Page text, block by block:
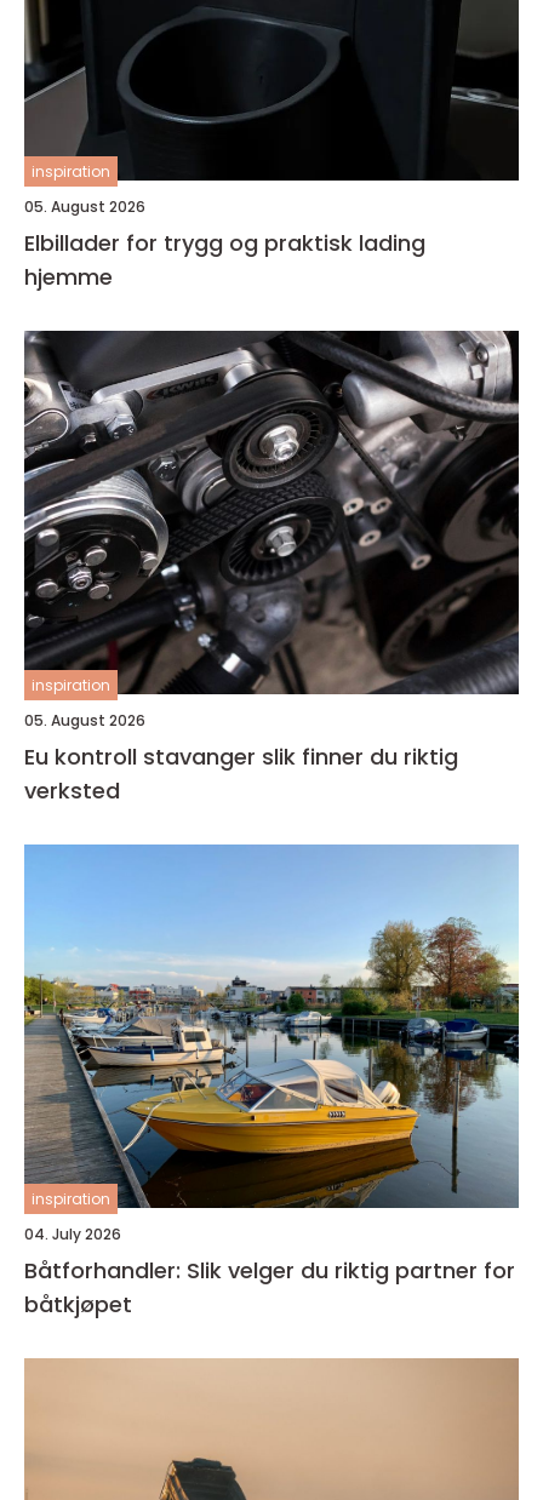
inspiration
05. August 2026
Elbillader for trygg og praktisk lading
hjemme
inspiration
05. August 2026
Eu kontroll stavanger slik finner du riktig
verksted
inspiration
04. July 2026
Båtforhandler: Slik velger du riktig partner for
båtkjøpet